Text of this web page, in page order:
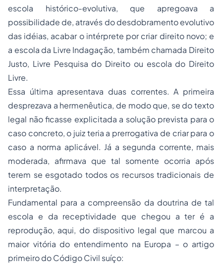
escola histórico-evolutiva, que apregoava a
possibilidade de, através do desdobramento evolutivo
das idéias, acabar o intérprete por criar direito novo; e
a escola da Livre Indagação, também chamada Direito
Justo, Livre Pesquisa do Direito ou escola do Direito
Livre.
Essa última apresentava duas correntes. A primeira
desprezava a hermenêutica, de modo que, se do texto
legal não ficasse explicitada a solução prevista para o
caso concreto, o juiz teria a prerrogativa de criar para o
caso a norma aplicável. Já a segunda corrente, mais
moderada, afirmava que tal somente ocorria após
terem se esgotado todos os recursos tradicionais de
interpretação.
Fundamental para a compreensão da doutrina de tal
escola e da receptividade que chegou a ter é a
reprodução, aqui, do dispositivo legal que marcou a
maior vitória do entendimento na Europa – o artigo
primeiro do Código Civil suíço: